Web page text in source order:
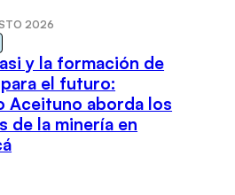
2026
y la formación de
el futuro:
Aceituno aborda los
de la minería en